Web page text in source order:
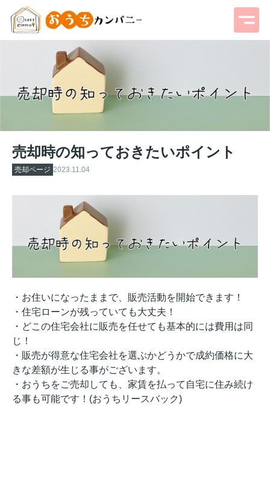
売却時の知っておきたいポイント
売却ページ 2023.11.04
・お住いになったままで、販売活動を開始できます！
・住宅ローンが残っていても大丈夫！
・どこの住宅会社に販売を任せても基本的には費用は同
じ！
・販売が得意な住宅会社を選ぶかどうかで成約価格に大
きな差額が生じる事がございます。
・おうちをご売却しても、家賃を払って自宅に住み続け
る事も可能です！(おうちリースバック)